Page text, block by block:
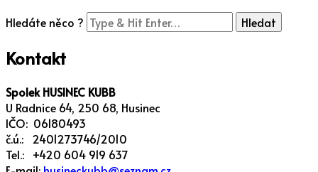
Hledáte něco ?
Kontakt
Spolek HUSINEC KUBB
U Radnice 64, 250 68, Husinec
IČO: 06180493
č.ú.: 2401273746/2010
Tel.: +420 604 919 637